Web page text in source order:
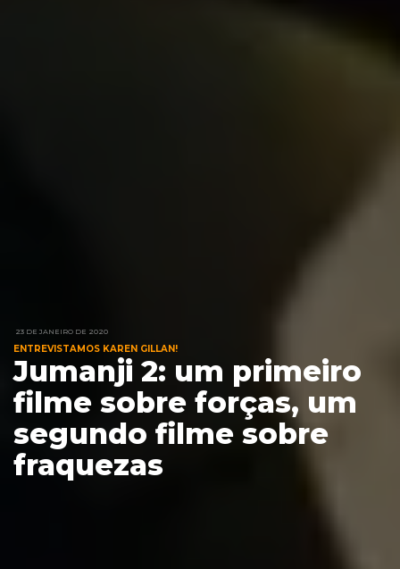
23 DE JANEIRO DE 2020
ENTREVISTAMOS KAREN GILLAN!
Jumanji 2: um primeiro
filme sobre forças, um
segundo filme sobre
fraquezas